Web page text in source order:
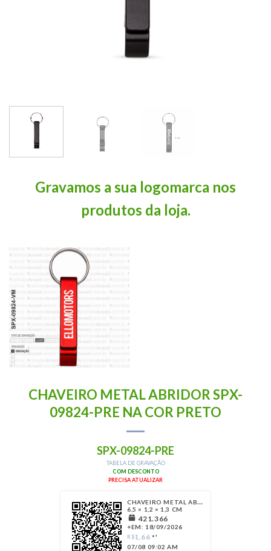
Gravamos a sua logomarca nos
produtos da loja.
CHAVEIRO METAL ABRIDOR SPX-
09824-PRE NA COR PRETO
SPX-09824-PRE
TABELA DE GRAVAÇÃO
COM DESCONTO
PRECISA ATUALIZAR
CHAVEIRO METAL ABRIDOR
6,5 × 1,2 × 1,3 CM
421.366
+EM: 18/09/2026
R$1,66 *¹
07/08 09:02 AM